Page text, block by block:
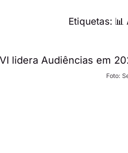
Etiquetas: 📊
Foto: